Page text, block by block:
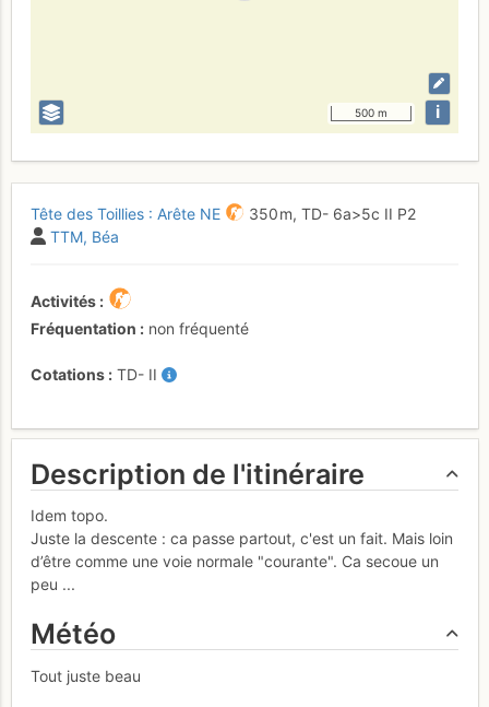
500 m i
Tête des Toillies : Arête NE 350 m, TD- 6a>5c II P2
TTM Béa
Activités
Fréquentation
non fréquenté
Cotations TD- II
Description de l'itinéraire
Idem topo.
Juste la descente : ca passe partout, c'est un fait. Mais loin
d’être comme une voie normale "courante". Ca secoue un
peu ...
Météo
Tout juste beau